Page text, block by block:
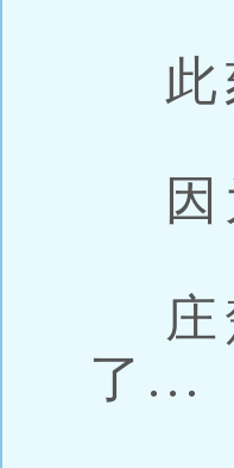
此
因
庄
了...